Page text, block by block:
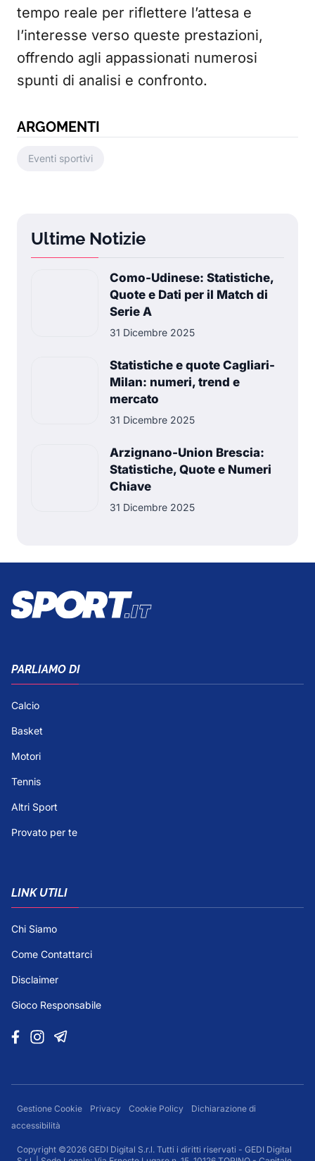
tempo reale per riflettere l’attesa e
l’interesse verso queste prestazioni,
offrendo agli appassionati numerosi
spunti di analisi e confronto.
ARGOMENTI
Eventi sportivi
Ultime Notizie
Como-Udinese: Statistiche,
Quote e Dati per il Match di
Serie A
31 Dicembre 2025
Statistiche e quote Cagliari-
Milan: numeri, trend e
mercato
31 Dicembre 2025
Arzignano-Union Brescia:
Statistiche, Quote e Numeri
Chiave
31 Dicembre 2025
PARLIAMO DI
Calcio
Basket
Motori
Tennis
Altri Sport
Provato per te
LINK UTILI
Chi Siamo
Come Contattarci
Disclaimer
Gioco Responsabile
Gestione Cookie Privacy Cookie Policy
Dichiarazione di
accessibilità
Copyright ©2026 GEDI Digital S.r.l. Tutti i diritti riservati - GEDI Digital